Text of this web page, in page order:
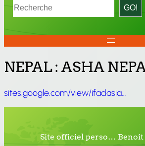
Rechercher GO!
NEPAL : ASHA
sites.google.com/view/ifadasia…
Site officiel perso… Benoit